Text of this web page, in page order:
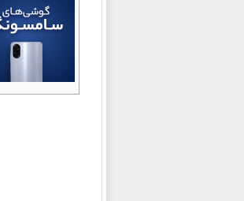
iPad Pro 11 (2024)
iPad Air 13 (2024)
iPad Air 11 (2024)
اپل Watch Series 9 Aluminum